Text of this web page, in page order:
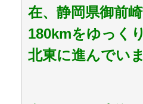
在、静岡県御前
180kmをゆっく
北東に進んでいま